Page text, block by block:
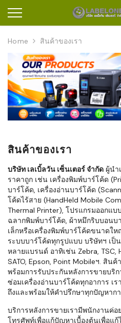
Home สินค้าของเรา
สินค้าของเรา
บริษัท เลเบิ้ลวัน เซ็นเตอร์ จำกัด ผู้นำ
ราคาถูก เช่น เครื่องพิมพ์บาร์โค้ด
บาร์โค้ด, เครื่องอ่านบาร์โค้ด
โค้ดไร้สาย (HandHeld Mobile
Thermal Printer), โปรแกรมออกแบ
ฉลากพิมพ์บาร์โค้ด, ผ้าหมึกริบบอนบ
เล็กหรือเครื่องพิมพ์บาร์โค้ดขนาดใ
ระบบบาร์โค้ดทุกรูปแบบ บริษัทฯ เ
หลายแบรนด์ อาทิเช่น Zebra, TSC,
SATO, Epson, Point Mobileฯ. สิ
พร้อมการรับประกันหลังการขายบริ
ซ่อมเครื่องอ่านบาร์โค้ดทุกอาการ เ
ถึงและพร้อมให้คำปรึกษาทุกปัญหาก
บริการหลังการขายเรามีพนักงานค่
โทรศัพท์เพื่อแก้ปัญหาเบื้องต้นเพื่อแ